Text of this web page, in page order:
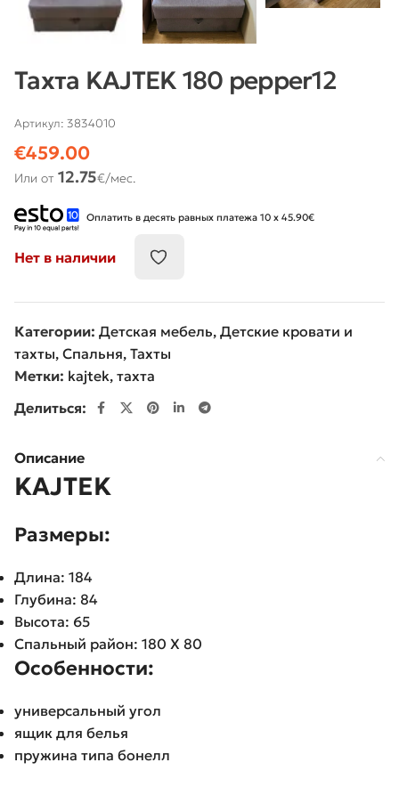
Тахта KAJTEK 180 pepper12
Артикул: 3834010
€459.00
Или от 12.75€/мес.
Оплатить в десять равных платежа 10 x 45.90€
Нет в наличии
Категории: Детская мебель, Детские кровати и
тахты, Спальня, Тахты
Метки: kajtek, тахта
Делиться:
Описание
KAJTEK
Pазмеры:
Длина: 184
Глубина: 84
Высота: 65
Спальный район: 180 X 80
Oсобенности:
универсальный угол
ящик для белья
пружина типа бонелл